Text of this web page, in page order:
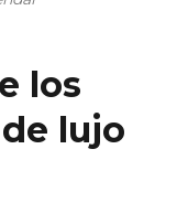
los
lujo